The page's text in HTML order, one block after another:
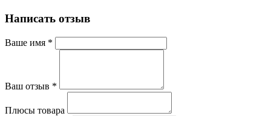
Написать отзыв
Ваше имя *
Ваш отзыв *
Плюсы товара